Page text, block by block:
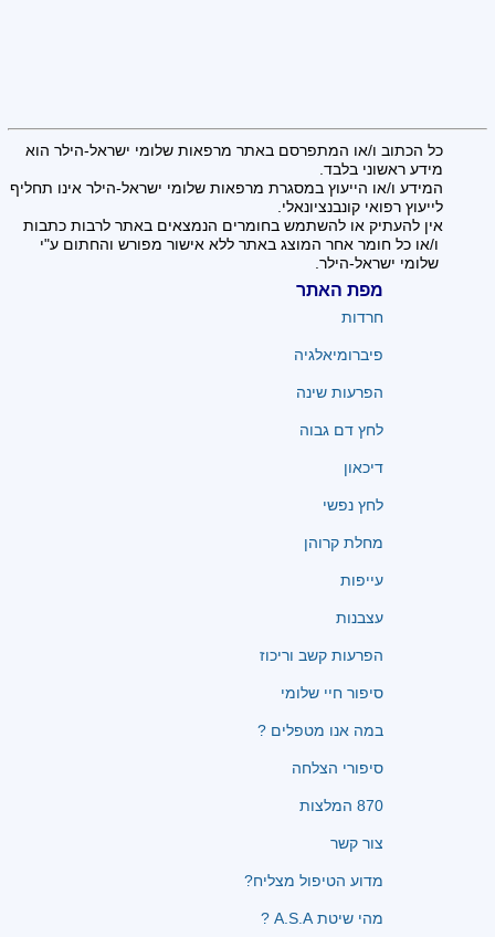
כל הכתוב ו/או המתפרסם באתר מרפאות שלומי ישראל-הילר הוא
מידע ראשוני בלבד.
המידע ו/או הייעוץ במסגרת מרפאות שלומי ישראל-הילר אינו תחליף
לייעוץ רפואי קונבנציונאלי.
אין להעתיק או להשתמש בחומרים הנמצאים באתר לרבות כתבות
ו/או כל חומר אחר המוצג באתר ללא אישור מפורש והחתום ע"י
שלומי ישראל-הילר.
מפת האתר
חרדות
פיברומיאלגיה
הפרעות שינה
לחץ דם גבוה
דיכאון
לחץ נפשי
מחלת קרוהן
עייפות
עצבנות
הפרעות קשב וריכוז
סיפור חיי שלומי
במה אנו מטפלים ?
סיפורי הצלחה
870 המלצות
צור קשר
מדוע הטיפול מצליח?
מהי שיטת A.S.A ?